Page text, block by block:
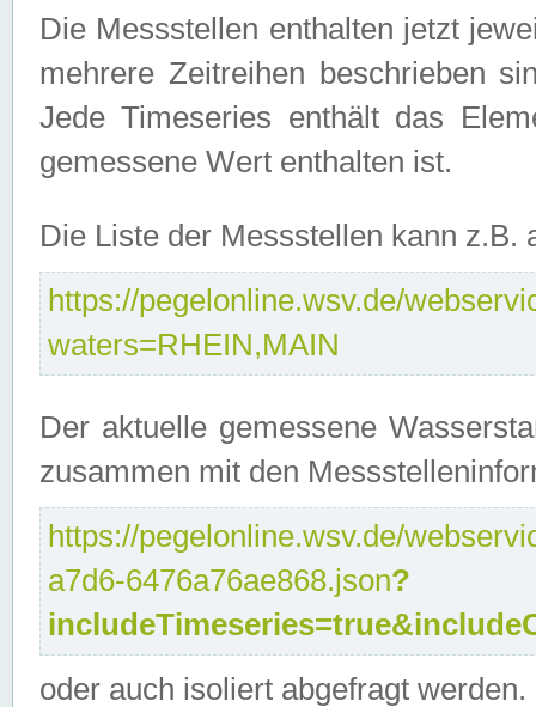
Die Messstellen enthalten jetzt
mehrere Zeitreihen beschrieben
Jede Timeseries enthält das
gemessene Wert enthalten ist.
Die Liste der Messstellen kann
https://pegelonline.wsv.de/
waters=RHEIN,MAIN
Der aktuelle gemessene
zusammen mit den
https://pegelonline.wsv.de/
a7d6-6476a76ae868.json?
oder auch isoliert abgefragt werden.